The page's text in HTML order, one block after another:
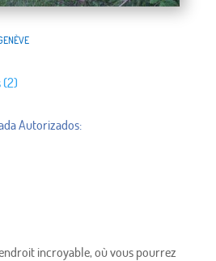
(2)
incroyable, où vous pourrez